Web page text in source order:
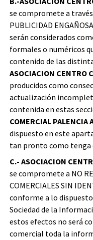
se compromete a
PUBLICIDAD
serán considerados
formales o numéricos
contenido de las
ASOCIACION CENTRO
producidos como
actualización
contenida en estas
COMERCIAL PALENCIA
dispuesto en este
tan pronto como tenga
C.- ASOCIACION
se compromete a NO
COMERCIALES SIN
conforme a lo dispuesto
Sociedad de la
estos efectos no será
comercial toda la